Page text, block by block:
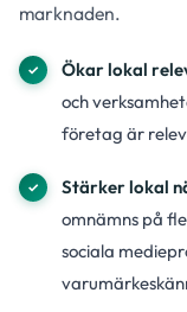
marknaden.
Ökar lokal
och
företag är
Stärker lokal
omnämns på
sociala